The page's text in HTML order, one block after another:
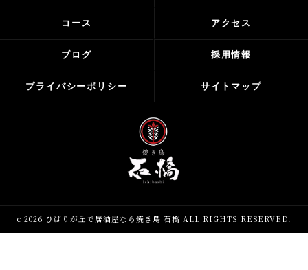
コース アクセス
ブログ 採用情報
プライバシーポリシー サイトマップ
c 2026 ひばりが丘で居酒屋なら焼き鳥 石橋 ALL RIGHTS RESERVED.